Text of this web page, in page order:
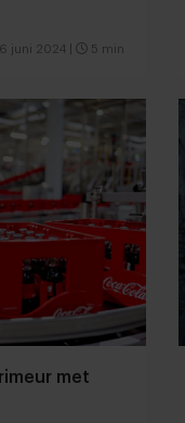
juni 2024 5 min
met